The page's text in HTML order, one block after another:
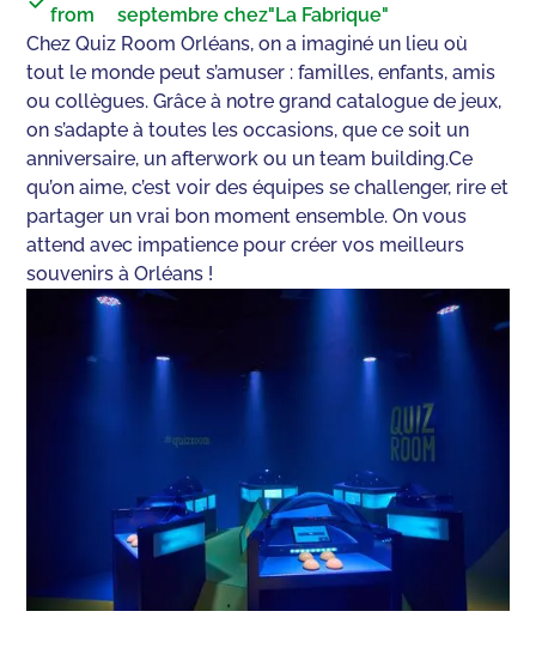
from
septembre chez"La Fabrique"
Chez Quiz Room Orléans, on a imaginé un lieu où
tout le monde peut s’amuser : familles, enfants, amis
ou collègues. Grâce à notre grand catalogue de jeux,
on s’adapte à toutes les occasions, que ce soit un
anniversaire, un afterwork ou un team building.Ce
qu’on aime, c’est voir des équipes se challenger, rire et
partager un vrai bon moment ensemble. On vous
attend avec impatience pour créer vos meilleurs
souvenirs à Orléans !‍